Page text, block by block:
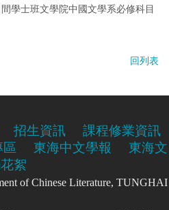
學士班文學院中國文學系必修科目
回列表
招生資訊
課程修業資訊
區 東海中文學報
東海文
絮
of Chinese Literature, TUNGHAI